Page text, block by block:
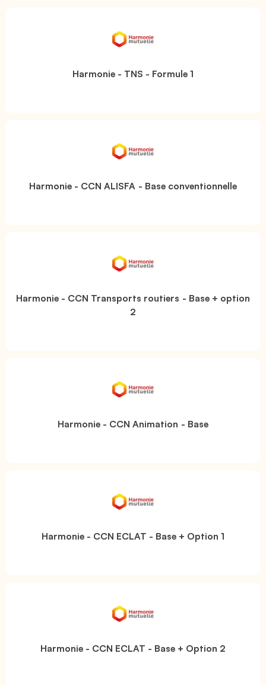
Harmonie - TNS - Formule 1
Harmonie - CCN ALISFA - Base conventionnelle
Harmonie - CCN Transports routiers - Base + option
2
Harmonie - CCN Animation - Base
Harmonie - CCN ECLAT - Base + Option 1
Harmonie - CCN ECLAT - Base + Option 2